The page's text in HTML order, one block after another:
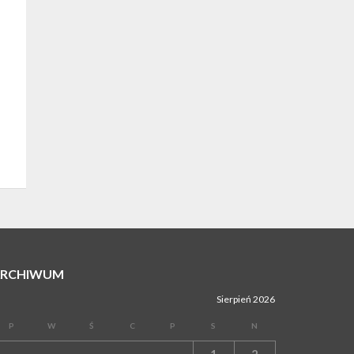
Sierpień 2026
P W Ś C P S N